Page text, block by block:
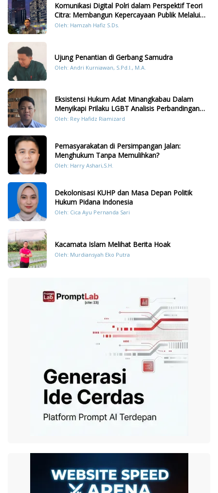
Komunikasi Digital Polri dalam Perspektif Teori
Citra: Membangun Kepercayaan Publik Melalui
Konten Humanis Kesiapsiagaan Bencana di
Oleh: Hamzah Hafiz S.Ds.
Ujung Penantian di Gerbang Samudra
Oleh: Andri Kurniawan, S.Pd.I., M.A.
Eksistensi Hukum Adat Minangkabau Dalam
Menyikapi Prilaku LGBT Analisis Perbandingan
Dengan Hukum Pidana
Oleh: Rey Hafidz Riamizard
Pemasyarakatan di Persimpangan Jalan:
Menghukum Tanpa Memulihkan?
Oleh: Harry Ashari,S.H.
Dekolonisasi KUHP dan Masa Depan Politik
Hukum Pidana Indonesia
Oleh: Cica Ayu Pernanda Sari
Kacamata Islam Melihat Berita Hoak
Oleh: Murdiansyah Eko Putra